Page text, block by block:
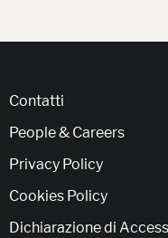
Contatti
People & Careers
Privacy Policy
Cookies Policy
Dichiarazione di